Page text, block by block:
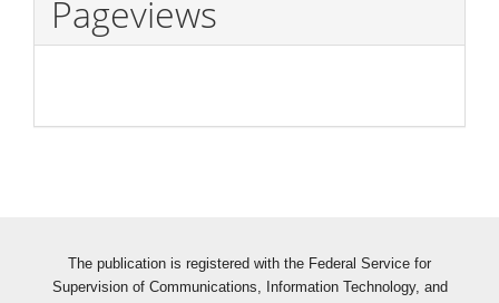
Pageviews
The publication is registered with the Federal Service for
Supervision of Communications, Information Technology, and